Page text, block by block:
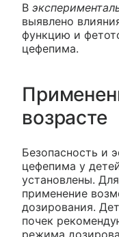
В
выявлено
функцию и
цефепима.
возрасте
Безопасность и
цефепима у
установлены.
применение
дозирования.
почек